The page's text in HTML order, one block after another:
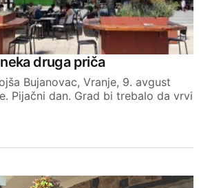
druga priča
Bujanovac, Vranje, 9. avgust
Pijačni dan. Grad bi trebalo da vrvi